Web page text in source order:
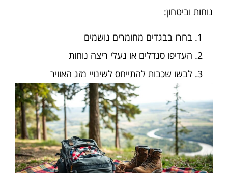
נוחות וביטחון:
בחרו בבגדים מחומרים נושמים
העדיפו סנדלים או נעלי ריצה נוחות
לבשו שכבות להתייחס לשינויי מזג האוויר